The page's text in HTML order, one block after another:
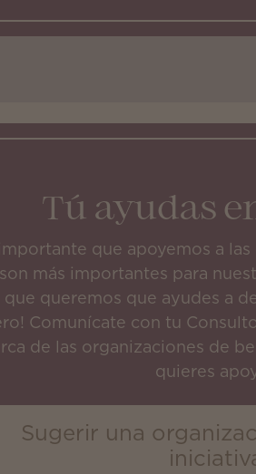
Tú ayudas
que apoyemos a
más importantes para
que queremos que ayudes a
Comunícate con tu
de las organizaciones de
quieres
Sugerir una